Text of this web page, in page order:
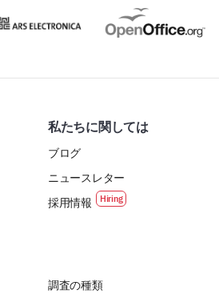
私たちに関しては
ブログ
ニュースレター
採用情報
調査の種類